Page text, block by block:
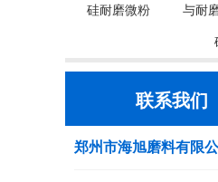
硅耐磨微粉 与耐
联系我们
郑州市海旭磨料有限